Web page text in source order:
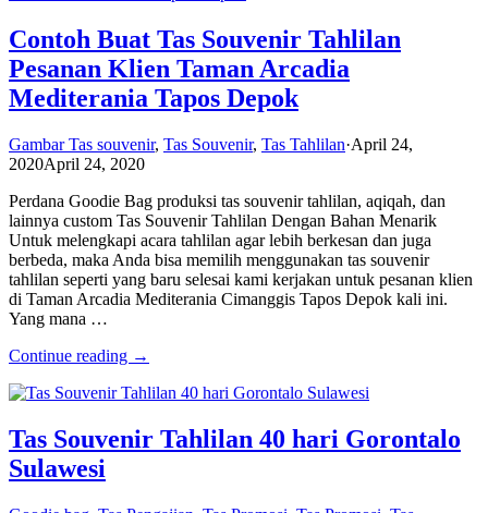
Contoh Buat Tas Souvenir Tahlilan
Pesanan Klien Taman Arcadia
Mediterania Tapos Depok
Gambar Tas souvenir, Tas Souvenir, Tas Tahlilan·April 24,
2020April 24, 2020
Perdana Goodie Bag produksi tas souvenir tahlilan, aqiqah, dan
lainnya custom Tas Souvenir Tahlilan Dengan Bahan Menarik
Untuk melengkapi acara tahlilan agar lebih berkesan dan juga
berbeda, maka Anda bisa memilih menggunakan tas souvenir
tahlilan seperti yang baru selesai kami kerjakan untuk pesanan klien
di Taman Arcadia Mediterania Cimanggis Tapos Depok kali ini.
Yang mana …
Continue reading →
Tas Souvenir Tahlilan 40 hari Gorontalo
Sulawesi